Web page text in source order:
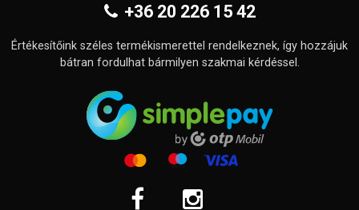
+36 20 226 15 42
Értékesítőink széles termékismerettel rendelkeznek, így hozzájuk
bátran fordulhat bármilyen szakmai kérdéssel.